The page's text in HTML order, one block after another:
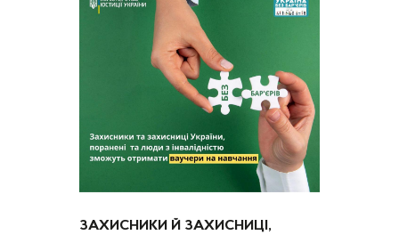
ЗАХИСНИКИ Й ЗАХИСНИЦІ,